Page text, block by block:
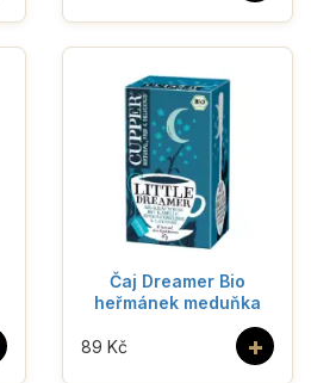
Čaj Dreamer Bio
heřmánek meduňka
+
89 Kč